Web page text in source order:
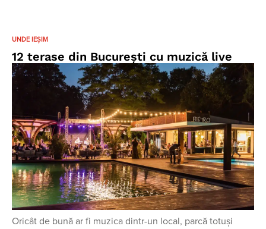
UNDE IEȘIM
12 terase din București cu muzică live
Oricât de bună ar fi muzica dintr-un local, parcă totuși